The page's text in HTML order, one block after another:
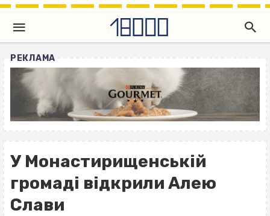
РЕКЛАМА
У Монастирищенській
громаді відкрили Алею
Слави